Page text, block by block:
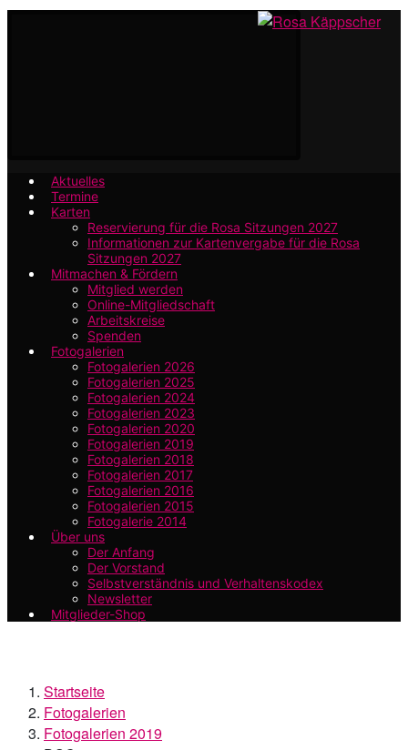
Aktuelles
Termine
Karten
Reservierung für die Rosa Sitzungen 2027
Informationen zur Kartenvergabe für die Rosa
Sitzungen 2027
Mitmachen & Fördern
Mitglied werden
Online-Mitgliedschaft
Arbeitskreise
Spenden
Fotogalerien
Fotogalerien 2026
Fotogalerien 2025
Fotogalerien 2024
Fotogalerien 2023
Fotogalerien 2020
Fotogalerien 2019
Fotogalerien 2018
Fotogalerien 2017
Fotogalerien 2016
Fotogalerien 2015
Fotogalerie 2014
Über uns
Der Anfang
Der Vorstand
Selbstverständnis und Verhaltenskodex
Newsletter
Mitglieder-Shop
Startseite
Fotogalerien
Fotogalerien 2019